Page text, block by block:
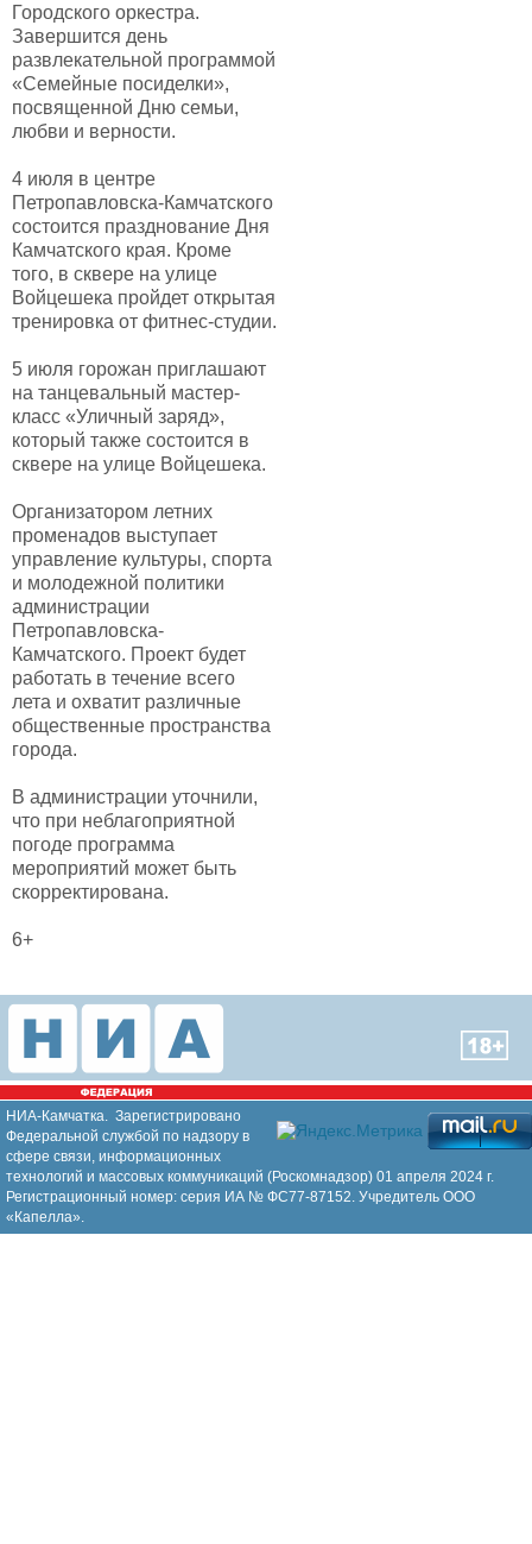
Городского оркестра.
Завершится день
развлекательной программой
«Семейные посиделки»,
посвященной Дню семьи,
любви и верности.
4 июля в центре
Петропавловска-Камчатского
состоится празднование Дня
Камчатского края. Кроме
того, в сквере на улице
Войцешека пройдет открытая
тренировка от фитнес-студии.
5 июля горожан приглашают
на танцевальный мастер-
класс «Уличный заряд»,
который также состоится в
сквере на улице Войцешека.
Организатором летних
променадов выступает
управление культуры, спорта
и молодежной политики
администрации
Петропавловска-
Камчатского. Проект будет
работать в течение всего
лета и охватит различные
общественные пространства
города.
В администрации уточнили,
что при неблагоприятной
погоде программа
мероприятий может быть
скорректирована.
6+
НИА-Камчатка. Зарегистрировано
Федеральной службой по надзору в
сфере связи, информационных
технологий и массовых коммуникаций (Роскомнадзор) 01 апреля 2024 г.
Регистрационный номер: серия ИА № ФС77-87152. Учредитель ООО
«Капелла».